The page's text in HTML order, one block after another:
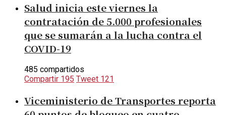
Salud inicia este viernes la
contratación de 5.000 profesionales
que se sumarán a la lucha contra el
COVID-19
485 compartidos
Compartir 195 Tweet 121
Viceministerio de Transportes reporta